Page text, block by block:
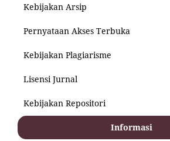
Kebijakan Arsip
Pernyataan Akses Terbuka
Kebijakan Plagiarisme
Lisensi Jurnal
Kebijakan Repositori
Informasi